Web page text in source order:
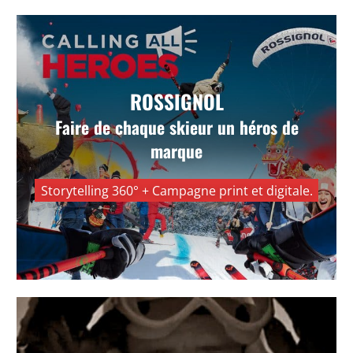
ROSSIGNOL
Faire de chaque skieur un héros de
marque
Storytelling 360° + Campagne print et digitale.
Rossignol — Band of Heroes
Installer une plateforme de marque fédératrice
autour de la passion, de la transmission et de
l’imaginaire du ski.
VOIR +